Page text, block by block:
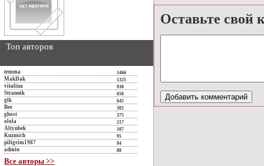
Топ авторов
temma 1466
MakDak 1325
vitalina 930
Strannik 650
glk 645
Bee 382
ghost 375
olola 217
Altynbek 107
Kuzmich 95
piligrim1987 94
admin 88
Все авторы >>
Оставьте свой